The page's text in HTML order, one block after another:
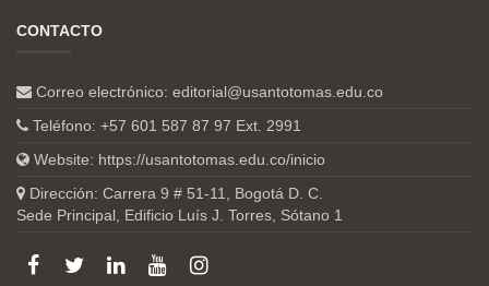
CONTACTO
Correo electrónico: editorial@usantotomas.edu.co
Teléfono: +57 601 587 87 97 Ext. 2991
Website: https://usantotomas.edu.co/inicio
Dirección: Carrera 9 # 51-11, Bogotá D. C.
Sede Principal, Edificio Luís J. Torres, Sótano 1